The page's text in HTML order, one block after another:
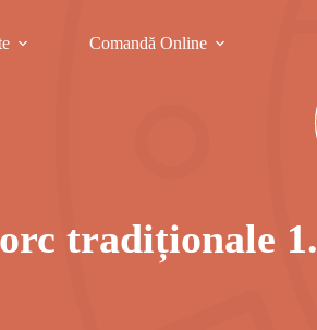
Comandă Online
tradiționale